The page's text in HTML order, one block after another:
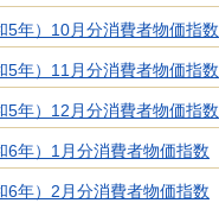
5年）10月分消費者物価指数
5年）11月分消費者物価指数
5年）12月分消費者物価指数
6年）1月分消費者物価指数
6年）2月分消費者物価指数